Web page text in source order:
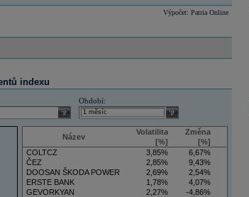
Výpočet: Patria Online
indexu
select
Období:
select
Název
Volatilita
[%]
Změna
[%]
COLTCZ
3,85%
6,67%
ČEZ
2,85%
9,43%
DOOSAN ŠKODA POWER
2,69%
2,54%
ERSTE BANK
1,78%
4,07%
GEVORKYAN
2,27%
-4,86%